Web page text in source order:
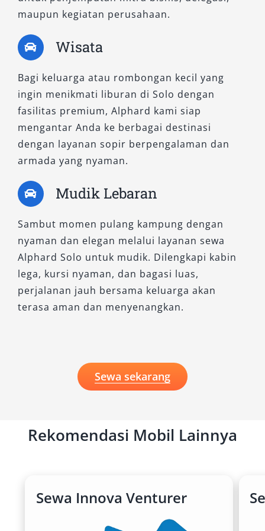
suspensi adaptif dan fitur keselamatan aktif
menjadi nilai tambah utama. Tersedia dalam
dua warna favorit, hitam dan putih, untuk
mencerminkan kesan profesional dan modern.
Salsa Wisata menyediakan berbagai tipe sewa
mobil Alphard Solo untuk memastikan setiap
kebutuhan pelanggan terpenuhi dengan solusi
terbaik. Baik Anda mencari kendaraan untuk
acara resmi, kebutuhan transportasi eksekutif,
atau perjalanan keluarga, kami memiliki opsi
yang tepat—mulai dari tipe hybrid hingga versi
luxury. Hubungi kami sekarang untuk
Solo, ketersediaan unit, serta paket terbaik,
baik dengan sopir maupun lepas kunci.
Temukan kenyamanan berkendara
sesungguhnya hanya di Salsa Wisata.
maupun kegiatan perusahaan.
Wisata
Bagi keluarga atau rombongan kecil yang
ingin menikmati liburan di Solo dengan
fasilitas premium, Alphard kami siap
mengantar Anda ke berbagai destinasi
dengan layanan sopir berpengalaman dan
armada yang nyaman.
Mudik Lebaran
Sambut momen pulang kampung dengan
nyaman dan elegan melalui layanan sewa
Alphard Solo untuk mudik. Dilengkapi kabin
lega, kursi nyaman, dan bagasi luas,
perjalanan jauh bersama keluarga akan
terasa aman dan menyenangkan.
Sewa sekarang
Rekomendasi Mobil Lainnya
Sewa Innova Venturer